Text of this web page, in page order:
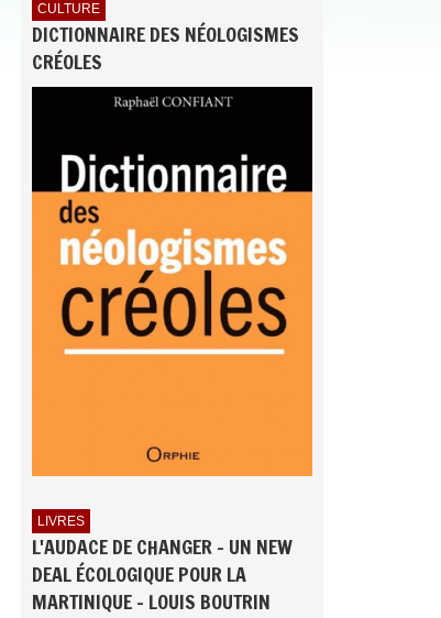
CULTURE
DICTIONNAIRE DES NÉOLOGISMES
CRÉOLES
LIVRES
L'AUDACE DE CHANGER - UN NEW
DEAL ÉCOLOGIQUE POUR LA
MARTINIQUE - LOUIS BOUTRIN